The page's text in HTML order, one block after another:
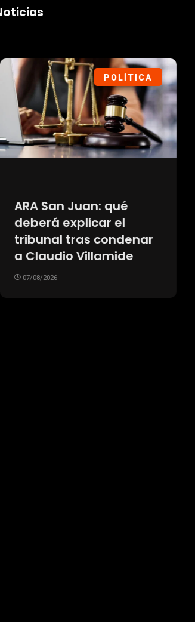
DEPORTES
Siguen las salidas en
River: los tres
futbolistas que fueron
presentados en sus
nuevos clubes y los